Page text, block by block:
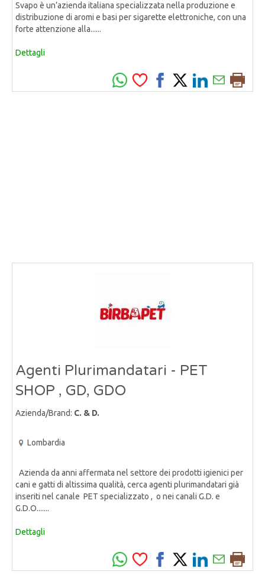
Svapo è un’azienda italiana specializzata nella produzione e
distribuzione di aromi e basi per sigarette elettroniche, con una
forte attenzione alla......
Dettagli
Agenti Plurimandatari - PET
SHOP , GD, GDO
Azienda/Brand: C. & D.
Lombardia
Azienda da anni affermata nel settore dei prodotti igienici per
cani e gatti di altissima qualità, cerca agenti plurimandatari già
inseriti nel canale PET specializzato , o nei canali G.D. e
G.D.O.......
Dettagli